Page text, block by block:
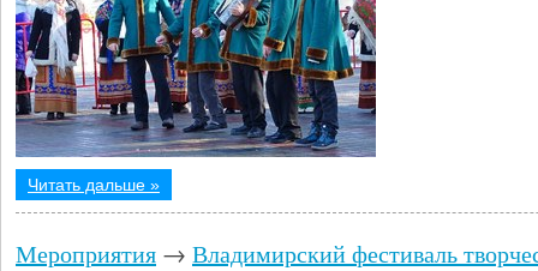
Читать дальше »
Мероприятия → Владимирский фестиваль